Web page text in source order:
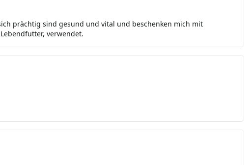
prächtig sind gesund und vital und beschenken mich mit
verwendet.